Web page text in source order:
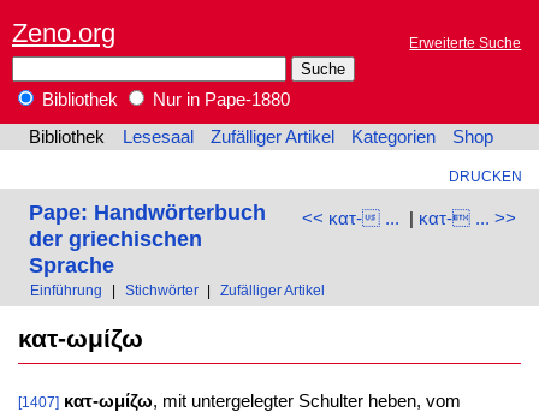
Zeno.org Erweiterte Suche
Bibliothek
Nur in Pape-1880
Bibliothek
Lesesaal Zufälliger Artikel Kategorien Shop
DRUCKEN
<< κατ- ... | κατ- ... >>
Pape: Handwörterbuch
der griechischen
Sprache
Einführung Stichwörter Zufälliger Artikel
κατ-ωμίζω
[1407] κατ-ωμίζω, mit untergelegter Schulter heben, vom